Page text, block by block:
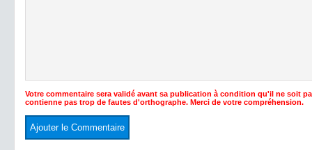
Votre commentaire sera validé avant sa publication à condition qu'il ne soit
contienne pas trop de fautes d'orthographe. Merci de votre compréhension.